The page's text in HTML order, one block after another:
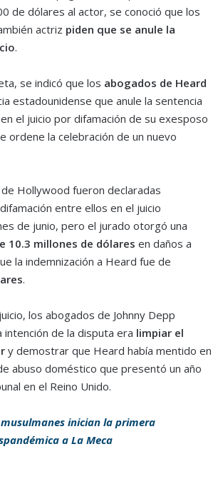
de dólares al actor, se conoció que los
actriz piden que se anule la
.
se indicó que los abogados de Heard
estadounidense que anule la sentencia
el juicio por difamación de su exesposo
ordene la celebración de un nuevo
Hollywood fueron declaradas
entre ellos en el juicio
de junio, pero el jurado otorgó una
10.3 millones de dólares en daños a
la indemnización a Heard fue de
.
los abogados de Johnny Depp
intención de la disputa era limpiar el
y demostrar que Heard había mentido en
abuso doméstico que presentó un año
en el Reino Unido.
musulmanes inician la primera
a La Meca